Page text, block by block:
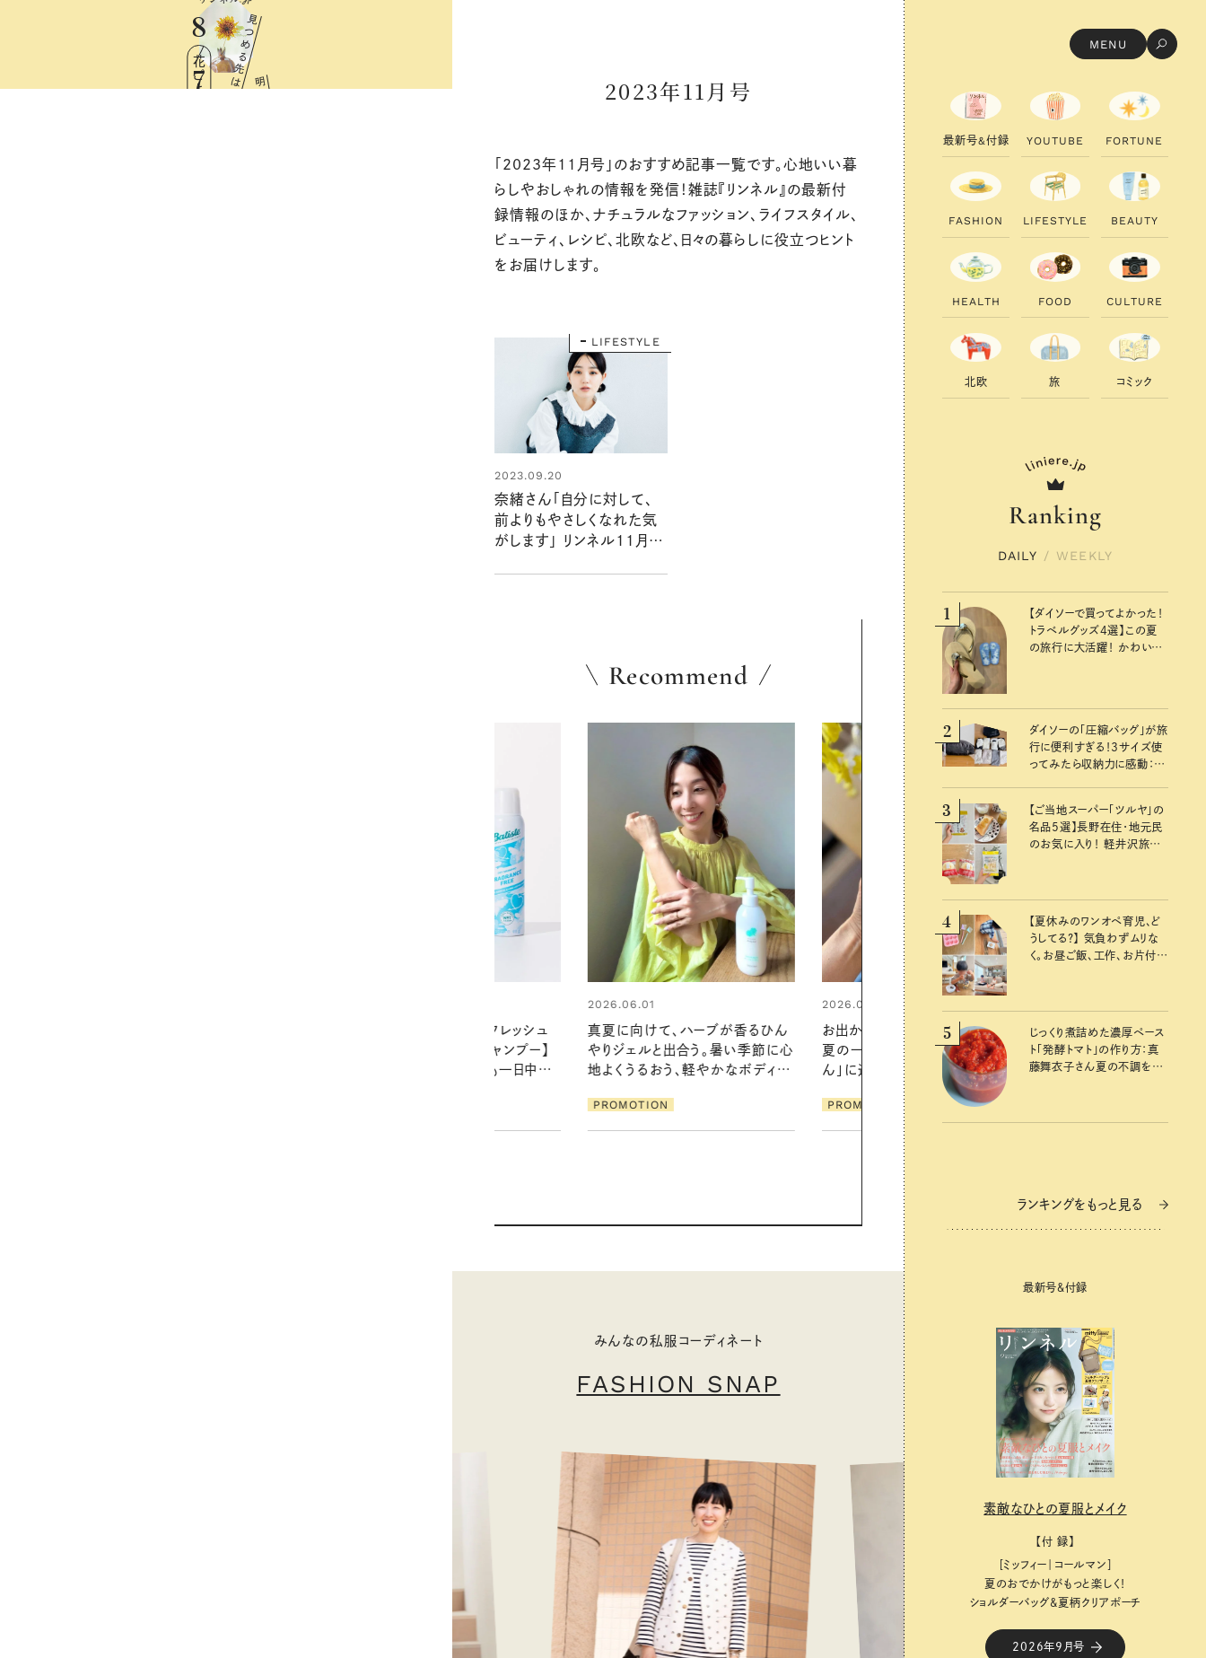
MENU
見
つ
め
る
先
は
明
8
7
花ごよみ 2023年11月号
「2023年11月号」のおすすめ記事一覧です。心地いい暮
らしやおしゃれの情報を発信！雑誌『リンネル』の最新付
録情報のほか、ナチュラルなファッション、ライフスタイル、
ビューティ、レシピ、北欧など、日々の暮らしに役立つヒント
をお届けします。
LIFESTYLE
2023.09.20
奈緒さん「自分に対して、
前よりもやさしくなれた気
がします」 リンネル11月号
Recommend
夏の髪と心が瞬時にリフレッシュ
する【大人気のドライシャンプー】
この1本で汗ばむ季節も一日中心
2026.06.01
真夏に向けて、ハーブが香るひん
やりジェルと出合う。暑い季節に心
地よくうるおう、軽やかなボディケ
PROMOTION
2026.06.01
お出かけ前のひと手間で変わる、
夏の一日。汗ばむ季節を「ごきげ
ん」に過ごす私の新習慣
PROMOTION
みんなの私服コーディネート
FASHION SNAP
最新号&付録 YOUTU B E FORTU N E
FAS H ION LI FESTYLE B EAUTY
H EALTH FOOD CU LTU RE
北欧 旅 コ ミ ック
Ranking
DAILY / WEEKLY
1
【ダイソーで買ってよかった！
トラベルグッズ4選】この夏
の旅行に大活躍！ かわいく
2
ダイソーの「圧縮バッグ」が旅
行に便利すぎる！3サイズ使
ってみたら収納力に感動：
3
【ご当地スーパー「ツルヤ」の
名品5選】長野在住・地元民
のお気に入り！ 軽井沢旅の
4
【夏休みのワンオペ育児、ど
うしてる？】 気負わずムリな
く。お昼ご飯、工作、お片付け
5
じっくり煮詰めた濃厚ペース
ト「発酵トマト」の作り方：真
藤舞衣子さん夏の不調を整
ランキングをもっと見る
最新号＆付録
素敵なひとの夏服とメイク
【付 録】
［ミッフィー｜コールマン］
夏のおでかけがもっと楽しく！
ショルダーバッグ&夏柄クリアポーチ
2026年9月号